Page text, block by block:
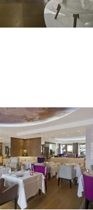
LE 1947
BAUMANIÉRE 1850